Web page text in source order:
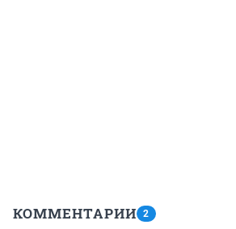
КОММЕНТАРИИ 2